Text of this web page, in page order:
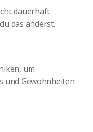
dauerhaft
das änderst.
um
und Gewohnheiten